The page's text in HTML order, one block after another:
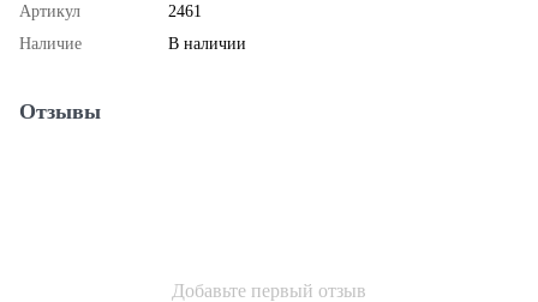
Артикул
2461
Наличие
В наличии
Отзывы
Добавьте первый отзыв